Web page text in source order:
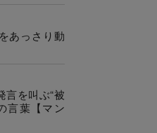
あっさり動
言を叫ぶ“被
言葉【マン